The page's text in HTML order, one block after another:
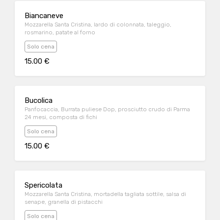
Biancaneve
Mozzarella Santa Cristina, lardo di colonnata, taleggio,
rosmarino, patate al forno
Solo cena
15.00 €
Bucolica
Panfocaccia, Burrata puliese Dop, prosciutto crudo di Parma
24 mesi, composta di fichi
Solo cena
15.00 €
Spericolata
Mozzarella Santa Cristina, mortadella tagliata sottile, salsa di
senape, granella di pistacchi
Solo cena